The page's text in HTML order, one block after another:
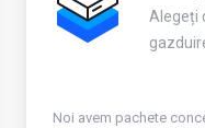
Alegeți
Noi avem pachete